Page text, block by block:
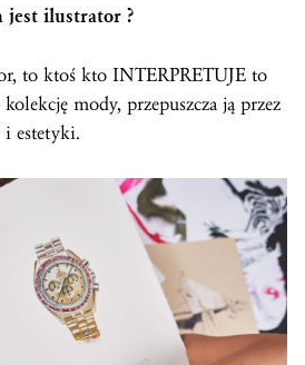
jest ilustrator ?
to ktoś kto INTERPRETUJE to
mody, przepuszcza ją przez
estetyki.